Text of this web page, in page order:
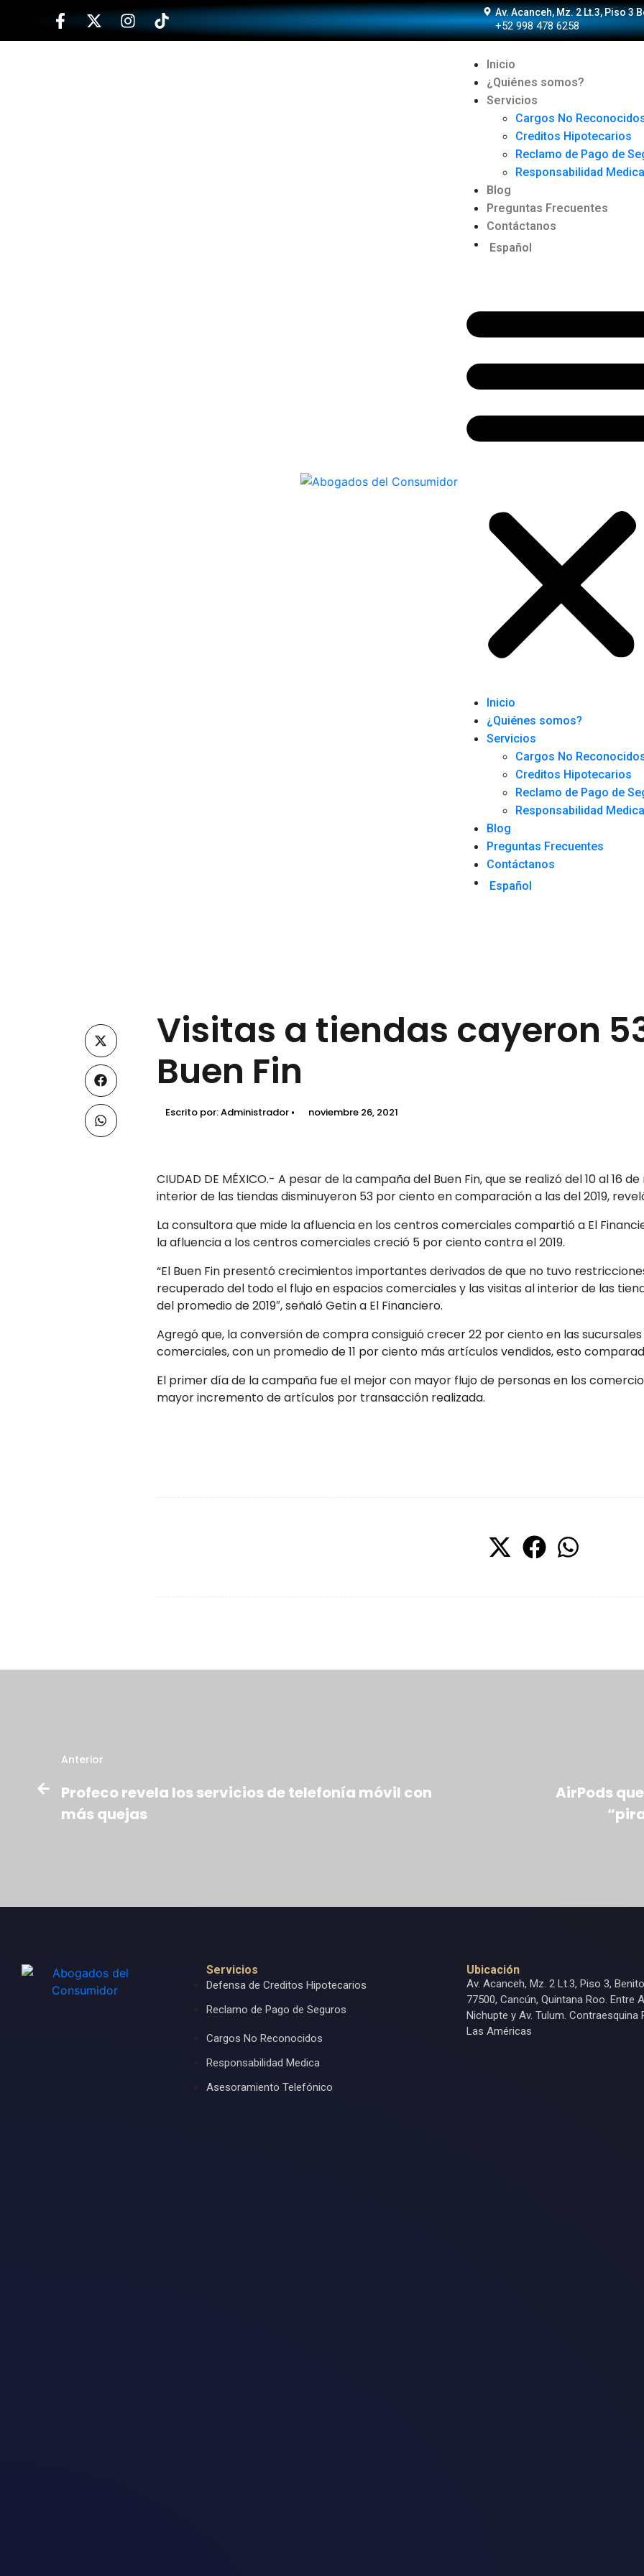
Av. Acanceh, Mz. 2 Lt.3, Piso 3
+52 998 478 6258
Inicio
¿Quiénes somos?
Servicios
Cargos No
Creditos Hipotecarios
Reclamo de Pago de
Responsabilidad Medica
Blog
Preguntas Frecuentes
Contáctanos
Español
Inicio
¿Quiénes somos?
Servicios
Cargos No
Creditos Hipotecarios
Reclamo de Pago de
Responsabilidad Medica
Blog
Preguntas Frecuentes
Contáctanos
Español
Visitas a tiendas cayeron
Buen Fin
Escrito por:Administrador noviembre 26, 2021
CIUDAD DE MÉXICO.- A pesar de la campaña del Buen Fin, que se realizó del 10 al 16
interior de las tiendas disminuyeron 53 por ciento en comparación a las del 2019,
La consultora que mide la afluencia en los centros comerciales compartió a El
la afluencia a los centros comerciales creció 5 por ciento contra el 2019.
“El Buen Fin presentó crecimientos importantes derivados de que no tuvo
recuperado del todo el flujo en espacios comerciales y las visitas al interior de las
del promedio de 2019″, señaló Getin a El Financiero.
Agregó que, la conversión de compra consiguió crecer 22 por ciento en las
comerciales, con un promedio de 11 por ciento más artículos vendidos, esto
El primer día de la campaña fue el mejor con mayor flujo de personas en los
mayor incremento de artículos por transacción realizada.
Anterior
Profeco revela los servicios de telefonía móvil con
más quejas
AirPods
Servicios
Defensa de Creditos Hipotecarios
Reclamo de Pago de Seguros
Cargos No Reconocidos
Responsabilidad Medica
Asesoramiento Telefónico
Ubicación
Av. Acanceh, Mz. 2 Lt.3, Piso 3,
77500, Cancún, Quintana Roo. Entre
Nichupte y Av. Tulum. Contraesquina
Las Américas